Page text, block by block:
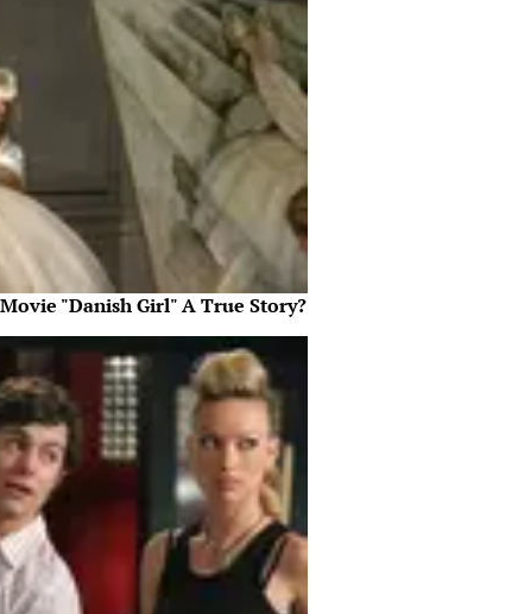
"Danish Girl" A True Story?